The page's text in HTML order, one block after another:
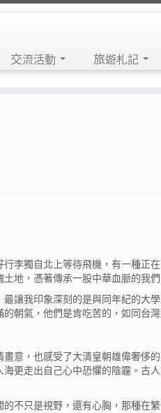
交流活動 旅遊札記
李獨自北上等待飛機，有一種正
地，憑著傳承一股中華血脈的我
讓我印象深刻的是與同年紀的
朝氣，他們是肯吃苦的，如同台
意，也感受了大清皇朝雄偉奢
更走出自己心中恐懼的陰霾。古
不只是視野，還有心胸，那種在